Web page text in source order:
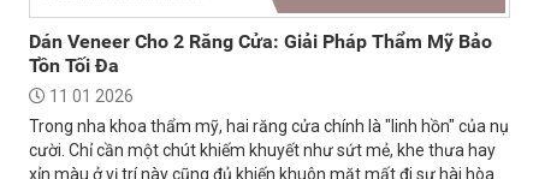
Dán Veneer Cho 2 Răng Cửa: Giải Pháp Thẩm Mỹ Bảo
Tồn Tối Đa
11 01 2026
Trong nha khoa thẩm mỹ, hai răng cửa chính là "linh hồn" của nụ
cười. Chỉ cần một chút khiếm khuyết như sứt mẻ, khe thưa hay
xỉn màu ở vị trí này cũng đủ khiến khuôn mặt mất đi sự hài hòa